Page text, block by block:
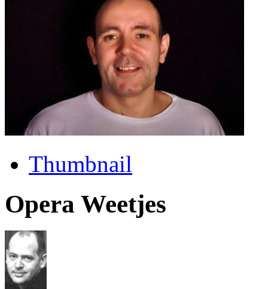
Thumbnail
Opera Weetjes